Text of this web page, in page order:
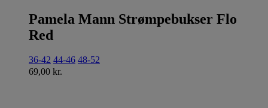
Pamela Mann Strømpebukser Flo
Red
36-42 44-46 48-52
69,00 kr.